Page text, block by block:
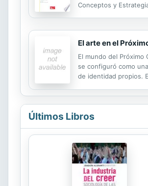
Conceptos y
El arte en el
El mundo del
se configuró como
de identidad propios.
Últimos Libros